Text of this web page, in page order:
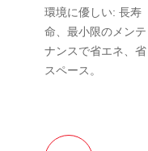
環境に優しい: 長寿
命、最小限のメンテ
ナンスで省エネ、省
スペース。